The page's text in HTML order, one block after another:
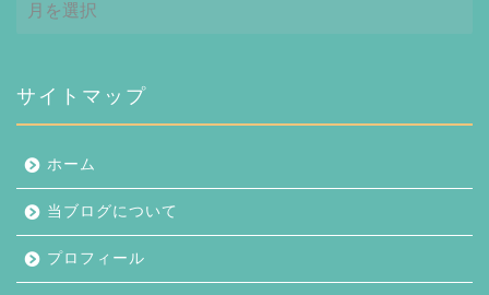
ー
ブ
サイトマップ
ホーム
当ブログについて
プロフィール